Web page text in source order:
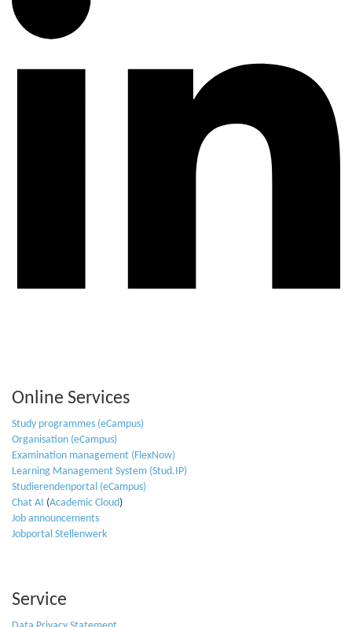
Online Services
Study programmes (eCampus)
Organisation (eCampus)
Examination management (FlexNow)
Learning Management System (Stud.IP)
Studierendenportal (eCampus)
Chat AI (Academic Cloud)
Job announcements
Jobportal Stellenwerk
Service